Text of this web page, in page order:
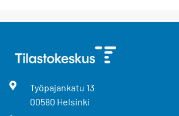
Työpajankatu 13
00580 Helsinki